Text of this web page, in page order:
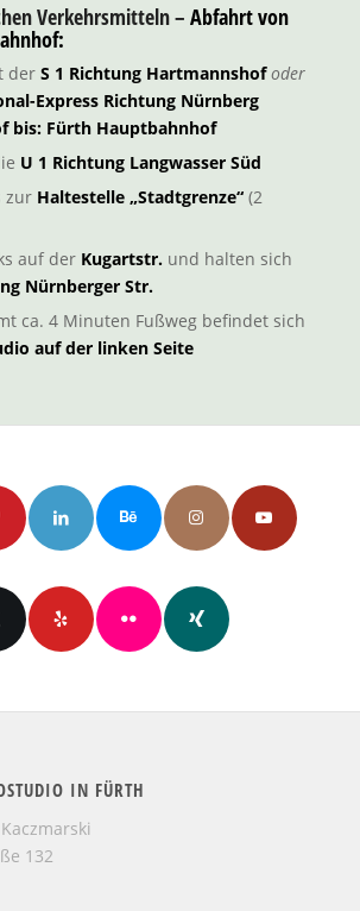
Verkehrsmitteln – Abfahrt von
der S 1 Richtung Hartmannshof oder
Express Richtung Nürnberg
bis: Fürth Hauptbahnhof
U 1 Richtung Langwasser Süd
zur Haltestelle „Stadtgrenze“ (2
auf der Kugartstr. und halten sich
Nürnberger Str.
ca. 4 Minuten Fußweg befindet sich
auf der linken Seite
IN FÜRTH
132